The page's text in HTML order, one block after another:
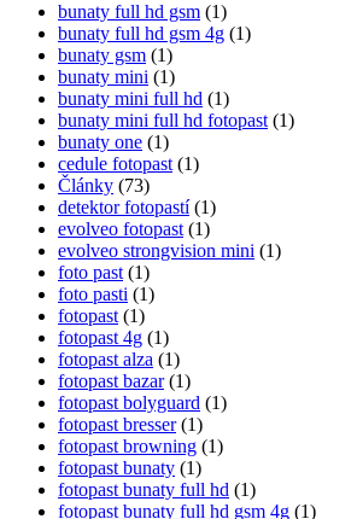
bunaty full hd gsm (1)
bunaty full hd gsm 4g (1)
bunaty gsm (1)
bunaty mini (1)
bunaty mini full hd (1)
bunaty mini full hd fotopast (1)
bunaty one (1)
cedule fotopast (1)
Články (73)
detektor fotopastí(1)
evolveo fotopast (1)
evolveo strongvision mini (1)
foto past (1)
foto pasti (1)
fotopast (1)
fotopast 4g (1)
fotopast alza (1)
fotopast bazar(1)
fotopast bolyguard (1)
fotopast bresser(1)
fotopast browning (1)
fotopast bunaty (1)
fotopast bunaty full hd (1)
fotopast bunaty full hd gsm 4g (1)